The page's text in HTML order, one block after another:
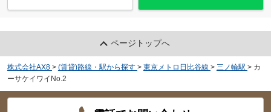
ページトップへ
株式会社AX8 > (賃貸)路線・駅から探す > 東京メトロ日比谷線 > 三ノ輪駅 > カ
ーサケイワイNo.2